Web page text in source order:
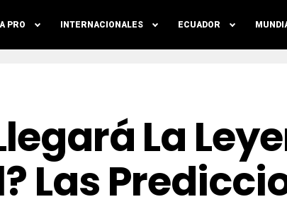
PRO INTERNACIONALES ECUADOR
La
Las